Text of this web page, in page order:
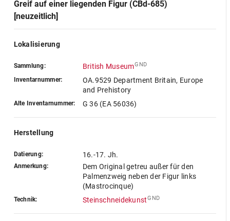
Greif auf einer liegenden Figur (CBd-685)
[neuzeitlich]
Lokalisierung
Sammlung: British MuseumGND
Inventarnummer:
OA.9529 Department Britain, Europe
and Prehistory
Alte Inventarnummer: G 36 (EA 56036)
Herstellung
Datierung: 16.-17. Jh.
Anmerkung:
Dem Original getreu außer für den
Palmenzweig neben der Figur links
(Mastrocinque)
Technik: SteinschneidekunstGND